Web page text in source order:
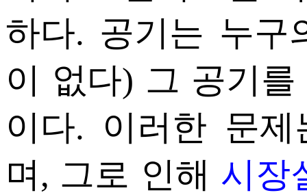
하다. 공기는 누구
이 없다) 그 공기
이다. 이러한 문제
며, 그로 인해 시장